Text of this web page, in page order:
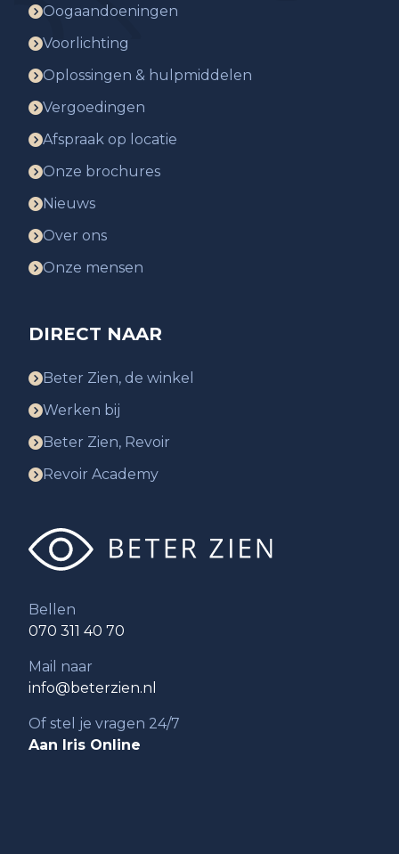
Oogaandoeningen
Voorlichting
Oplossingen & hulpmiddelen
Vergoedingen
Afspraak op locatie
Onze brochures
Nieuws
Over ons
Onze mensen
DIRECT NAAR
Beter Zien, de winkel
Werken bij
Beter Zien, Revoir
Revoir Academy
Bellen
070 311 40 70
Mail naar
info@beterzien.nl
Of stel je vragen 24/7
Aan Iris Online